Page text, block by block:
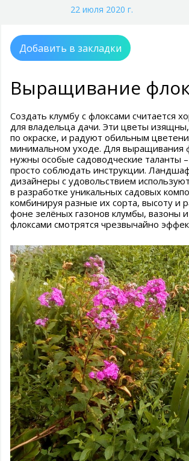
22 июля 2020 г.
Добавить в закладки
Выращивание
Создать клумбу с флоксами считается
для владельца дачи. Эти цветы
по окраске, и радуют обильным
минимальном уходе. Для выращивания
нужны особые садоводческие таланты
просто соблюдать инструкции.
дизайнеры с удовольствием
в разработке уникальных садовых
комбинируя разные их сорта, высоту и
фоне зелёных газонов клумбы, вазоны
флоксами смотрятся чрезвычайно